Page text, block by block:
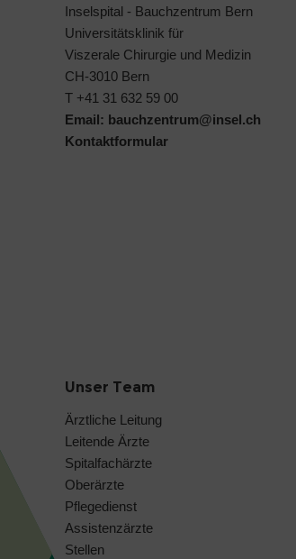
Inselspital - Bauchzentrum Bern
Universitätsklinik für
Viszerale Chirurgie und Medizin
CH-3010 Bern
T +41 31 632 59 00
Email: bauchzentrum@insel.ch
Kontaktformular
Unser Team
Ärztliche Leitung
Leitende Ärzte
Spitalfachärzte
Oberärzte
Pflegedienst
Assistenzärzte
Stellen